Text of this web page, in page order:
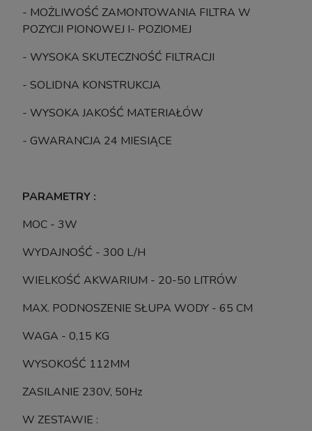
Szafka pod Akwarium Proste Elitte 200x80x90
Dąb Artisan-Czarny
Wysyłka w: 10-14 dni roboczych
3 058,00 zł
- MOŻLIWOŚĆ ZAMONTOWANIA FILTRA W
POZYCJI PIONOWEJ I- POZIOMEJ
- WYSOKA SKUTECZNOŚĆ FILTRACJI
- SOLIDNA KONSTRUKCJA
- WYSOKA JAKOŚĆ MATERIAŁÓW
- GWARANCJA 24 MIESIĄCE
PARAMETRY :
MOC - 3W
WYDAJNOŚĆ - 300 L/H
WIELKOŚĆ AKWARIUM - 20-50 LITRÓW
MAX. PODNOSZENIE SŁUPA WODY - 65 CM
WAGA - 0,15 KG
WYSOKOŚĆ 112MM
ZASILANIE 230V, 50Hz
W ZESTAWIE :